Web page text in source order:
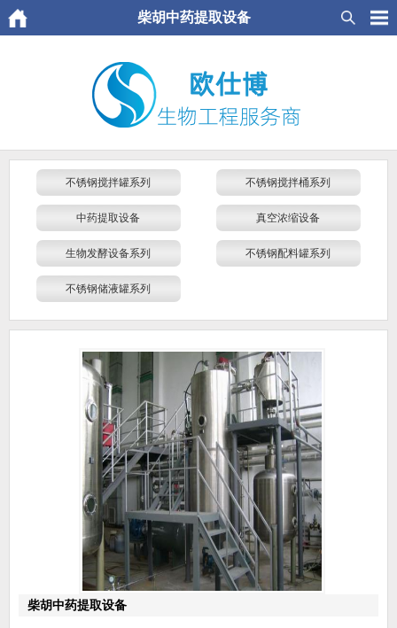
柴胡中药提取设备
不锈钢搅拌罐系列 不锈钢搅拌桶系列
中药提取设备 真空浓缩设备
生物发酵设备系列 不锈钢配料罐系列
不锈钢储液罐系列
柴胡中药提取设备